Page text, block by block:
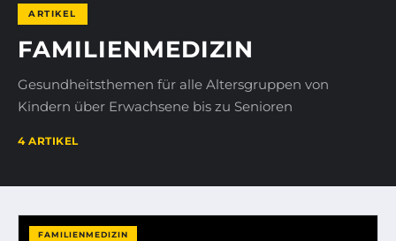
ARTIKEL
FAMILIENMEDIZIN
Gesundheitsthemen für alle Altersgruppen von
Kindern über Erwachsene bis zu Senioren
4 ARTIKEL
FAMILIENMEDIZIN